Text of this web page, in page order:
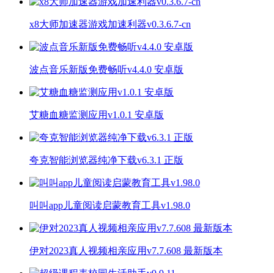
x8大师加速器游戏加速利器v0.3.6.7-cn
波点音乐新版免费畅听v4.4.0 安卓版
艾糖血糖监测应用v1.0.1 安卓版
夸克智能浏览器纯净下载v6.3.1 正版
叫叫app儿童阅读启蒙教育工具v1.98.0
伊对2023真人视频相亲应用v7.7.608 最新版本